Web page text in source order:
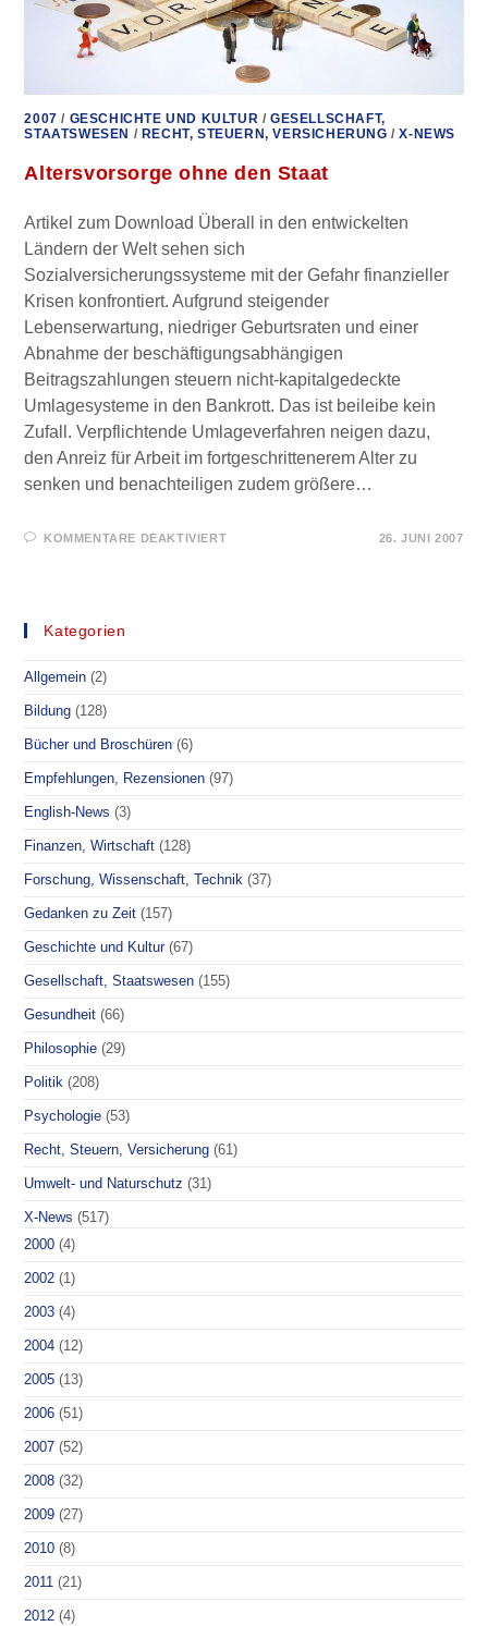
2007 / GESCHICHTE UND KULTUR /GESELLSCHAFT,
STAATSWESEN / RECHT, STEUERN, VERSICHERUNG /X-NEWS
Altersvorsorge ohne den Staat
Artikel zum Download Überall in den entwickelten
Ländern der Welt sehen sich
Sozialversicherungssysteme mit der Gefahr finanzieller
Krisen konfrontiert. Aufgrund steigender
Lebenserwartung, niedriger Geburtsraten und einer
Abnahme der beschäftigungsabhängigen
Beitragszahlungen steuern nicht-kapitalgedeckte
Umlagesysteme in den Bankrott. Das ist beileibe kein
Zufall. Verpflichtende Umlageverfahren neigen dazu,
den Anreiz für Arbeit im fortgeschrittenerem Alter zu
senken und benachteiligen zudem größere…
KOMMENTARE DEAKTIVIERTFÜR
26. JUNI 2007
Kategorien
Allgemein (2)
Bildung (128)
Bücher und Broschüren (6)
Empfehlungen, Rezensionen (97)
English-News (3)
Finanzen, Wirtschaft (128)
Forschung, Wissenschaft, Technik (37)
Gedanken zu Zeit (157)
Geschichte und Kultur (67)
Gesellschaft, Staatswesen (155)
Gesundheit (66)
Philosophie (29)
Politik (208)
Psychologie (53)
Recht, Steuern, Versicherung (61)
Umwelt- und Naturschutz (31)
X-News (517)
2000 (4)
2002 (1)
2003 (4)
2004 (12)
2005 (13)
2006 (51)
2007 (52)
2008 (32)
2009 (27)
2010 (8)
2011 (21)
2012 (4)